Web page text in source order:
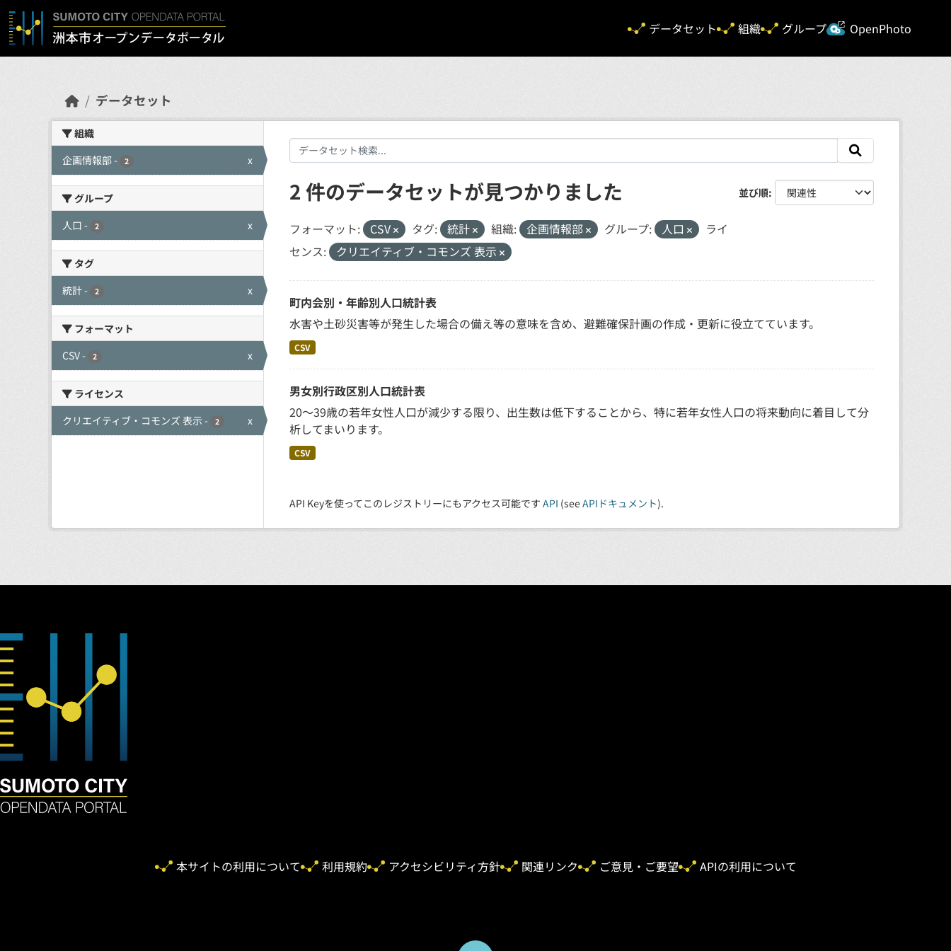
Skip to main content
データセット
組織 グループ OpenPhoto
データセット
組織
企画情報部- 2 x
グループ
人口 - 2 x
タグ
統計- 2 x
フォーマット
CSV- 2 x
ライセンス
クリエイティブ・コモンズ 表示 - 2 x
並び順
2 件のデータセットが見つかりました
フォーマット: CSV タグ: 統計 組織: 企画情報部 グループ: 人口
ライ
センス:
クリエイティブ・コモンズ 表示
町内会別・年齢別人口統計表
水害や土砂災害等が発生した場合の備え等の意味を含め、避難確保計画の作成・更新に役立てています。
CSV
男女別行政区別人口統計表
20～39歳の若年女性人口が減少する限り、出生数は低下することから、特に若年女性人口の将来動向に着目して分
析してまいります。
CSV
API Keyを使ってこのレジストリーにもアクセス可能です API (seeAPIドキュメント).
本サイトの利用について 利用規約 アクセシビリティ方針 関連リンク ご意見・ご要望 APIの利用について